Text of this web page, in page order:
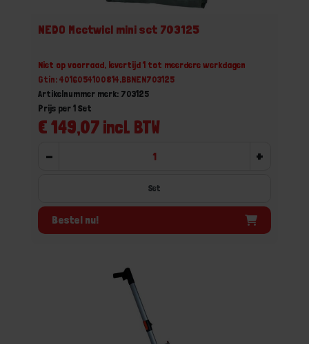
NEDO Meetwiel mini set 703125
Niet op voorraad, levertijd 1 tot meerdere werkdagen
Gtin: 4016054100814,BBNEN703125
Artikelnummer merk: 703125
€ 149,07 incl. BTW
Prijs per 1 Set
- +
Set
Bestel nu!